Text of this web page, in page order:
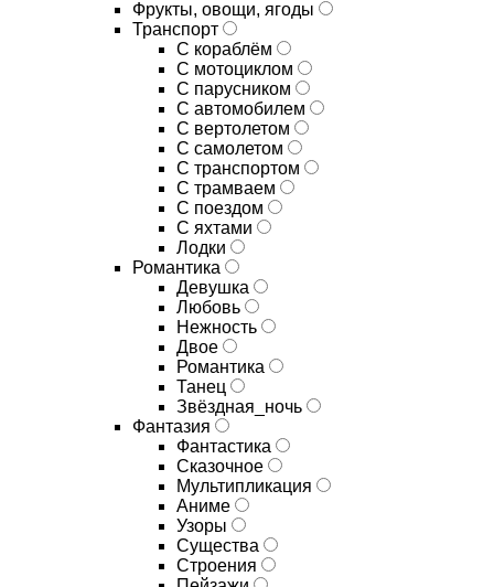
Фрукты, овощи, ягоды
Транспорт
С кораблём
С мотоциклом
С парусником
С автомобилем
С вертолетом
С самолетом
С транспортом
С трамваем
С поездом
С яхтами
Лодки
Романтика
Девушка
Любовь
Нежность
Двое
Романтика
Танец
Звёздная_ночь
Фантазия
Фантастика
Сказочное
Мультипликация
Аниме
Узоры
Существа
Строения